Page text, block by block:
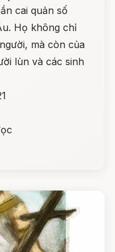
cai quản số
Họ không chỉ
mà còn của
lùn và các sinh